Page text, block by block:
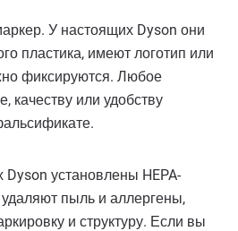
У настоящих Dyson они
пластика, имеют логотип или
фиксируются. Любое
качеству или удобству
Dyson установлены HEPA-
пыль и аллергены,
и структуру. Если вы